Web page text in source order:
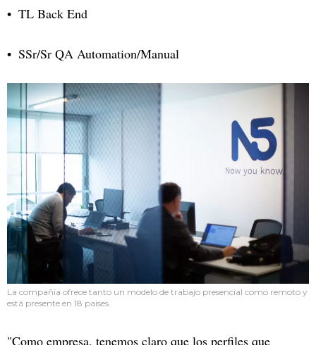
TL Back End
SSr/Sr QA Automation/Manual
La compañía ofrece tanto un modelo de trabajo presencial como remoto y
está presente en 18 países.
"Como empresa, tenemos claro que los perfiles que